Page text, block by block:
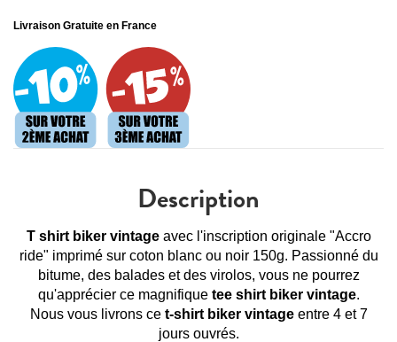
Livraison Gratuite en France
Description
T shirt biker vintageavec l'inscription originale "Accro
ride" imprimé sur coton blanc ou noir 150g. Passionné du
bitume, des balades et des virolos, vous ne pourrez
qu'apprécier ce magnifique tee shirt biker vintage.
Nous vous livrons ce t-shirt biker vintageentre 4 et 7
jours ouvrés.